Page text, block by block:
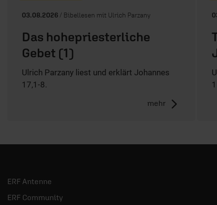
03.08.2026 / Bibellesen mit Ulrich Parzany
Das hohepriesterliche
Gebet (1)
Ulrich Parzany liest und erklärt Johannes
17,1-8.
mehr
ERF Antenne
ERF Community